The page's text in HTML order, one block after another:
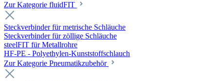
Zur Kategorie fluidFIT
Steckverbinder für metrische Schläuche
Steckverbinder für zöllige Schläuche
steelFIT für Metallrohre
HF-PE - Polyethylen-Kunststoffschlauch
Zur Kategorie Pneumatikzubehör